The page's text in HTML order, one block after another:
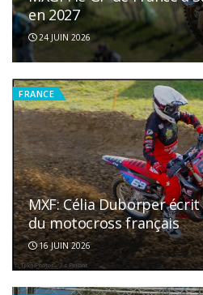
en 2027
24 JUIN 2026
FRANCE
MXF: Célia Duborper
du motocross français
16 JUIN 2026